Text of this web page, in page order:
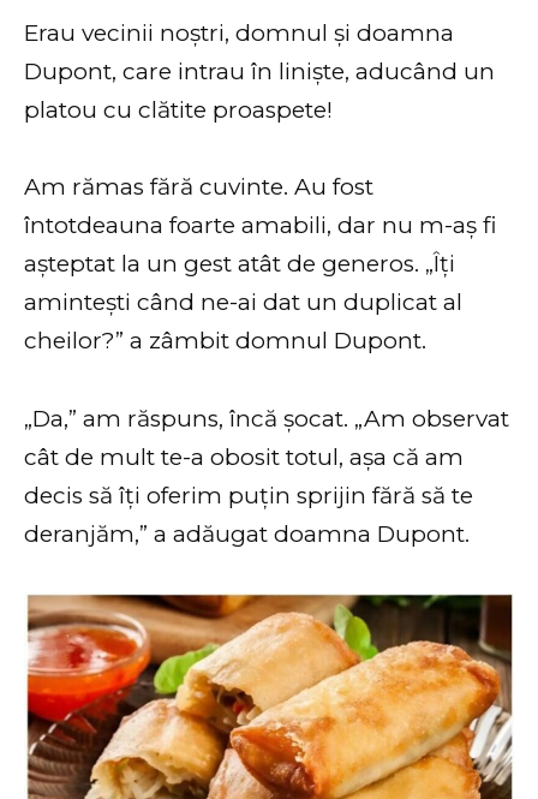
Erau vecinii noștri, domnul și doamna
Dupont, care intrau în liniște, aducând un
platou cu clătite proaspete!
Am rămas fără cuvinte. Au fost
întotdeauna foarte amabili, dar nu m-aș fi
așteptat la un gest atât de generos. „Îți
amintești când ne-ai dat un duplicat al
cheilor?” a zâmbit domnul Dupont.
„Da,” am răspuns, încă șocat. „Am observat
cât de mult te-a obosit totul, așa că am
decis să îți oferim puțin sprijin fără să te
deranjăm,” a adăugat doamna Dupont.